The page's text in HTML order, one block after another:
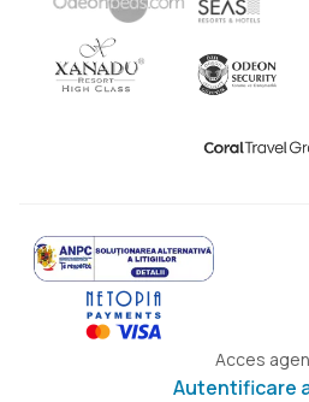
Acces
Autentificare